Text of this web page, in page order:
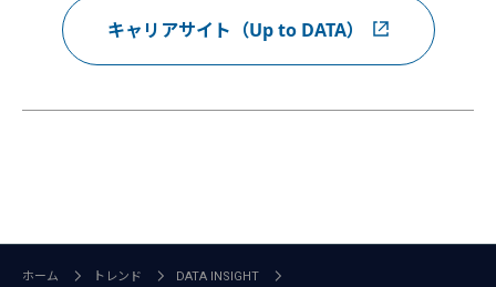
キャリアサイト（Up to DATA）
ホーム トレンド
DATA INSIGHT